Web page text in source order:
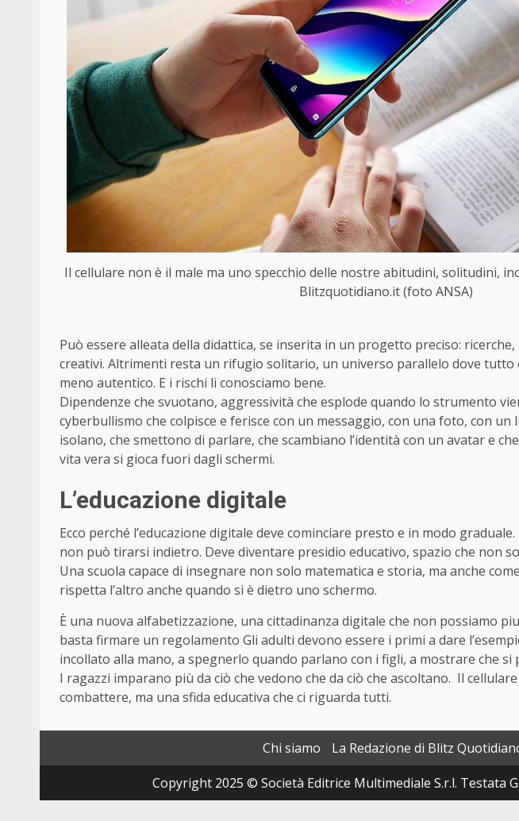
Il cellulare non è il male ma uno specchio delle nostre abitudini, solitudini,
Blitzquotidiano.it (foto ANSA)
Può essere alleata della didattica, se inserita in un progetto preciso:
creativi. Altrimenti resta un rifugio solitario, un universo parallelo dove tutto
meno autentico. E i rischi li conosciamo bene.
Dipendenze che svuotano, aggressività che esplode quando lo strumento
cyberbullismo che colpisce e ferisce con un messaggio, con una foto, con un
isolano, che smettono di parlare, che scambiano l’identità con un avatar e
vita vera si gioca fuori dagli schermi.
L’educazione digitale
Ecco perché l’educazione digitale deve cominciare presto e in modo
non può tirarsi indietro. Deve diventare presidio educativo, spazio che non
Una scuola capace di insegnare non solo matematica e storia, ma anche
rispetta l’altro anche quando si è dietro uno schermo.
È una nuova alfabetizzazione, una cittadinanza digitale che non possiamo
basta firmare un regolamento Gli adulti devono essere i primi a dare
incollato alla mano, a spegnerlo quando parlano con i figli, a mostrare che si
I ragazzi imparano più da ciò che vedono che da ciò che ascoltano. Il
combattere, ma una sfida educativa che ci riguarda tutti.
Chi siamo La Redazione di Blitz
Copyright 2025 © Società Editrice Multimediale S.r.l. Testata